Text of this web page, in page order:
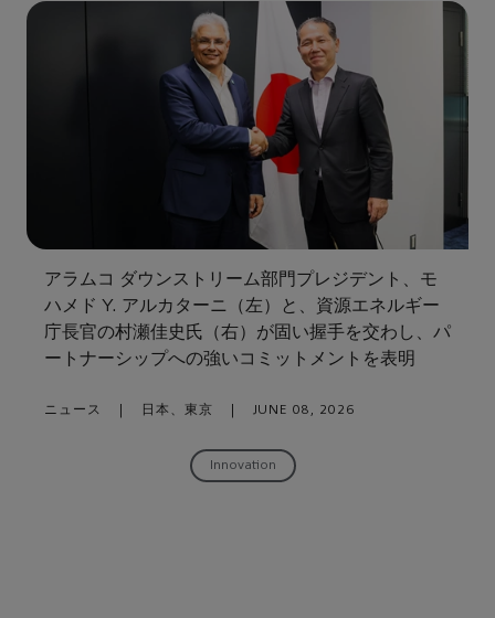
アラムコ ダウンストリーム部門プレジデント、モ
ハメド Y. アルカターニ（左）と、資源エネルギー
庁長官の村瀬佳史氏（右）が固い握手を交わし、パ
ートナーシップへの強いコミットメントを表明
ニュース 日本、東京 JUNE 08, 2026
Innovation